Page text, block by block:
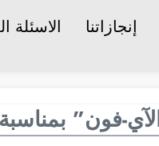
إنجازاتنا الاسئلة
فون”